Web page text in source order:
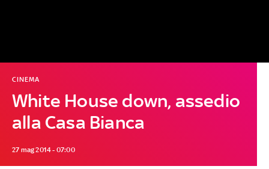
White House down, assedio
alla Casa Bianca
CINEMA
27 mag 2014 - 07:00